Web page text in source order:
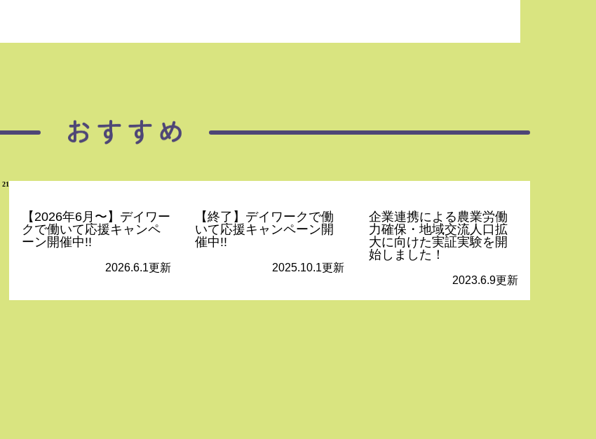
21
【2026年6月〜】デイワー
クで働いて応援キャンペ
ーン開催中!!
2026.6.1更新
【終了】デイワークで働
いて応援キャンペーン開
催中!!
2025.10.1更新
企業連携による農業労働
力確保・地域交流人口拡
大に向けた実証実験を開
始しました！
2023.6.9更新